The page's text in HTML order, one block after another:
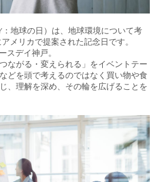
：地球の日）は、地球環境について考
メリカで提案された記念日です。
スデイ神戸。
ながる・変えられる」をイベントテー
どを頭で考えるのではなく買い物や食
、理解を深め、その輪を広げることを